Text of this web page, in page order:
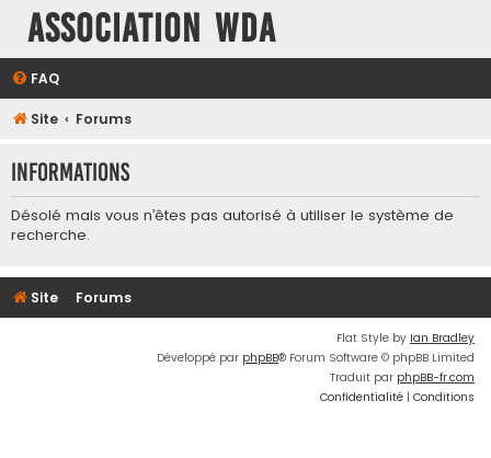
Association WDA
FAQ
Site Forums
Informations
Désolé mais vous n’êtes pas autorisé à utiliser le système de
recherche.
Site Forums
Flat Style by Ian Bradley
Développé par phpBB® Forum Software © phpBB Limited
Traduit par phpBB-fr.com
Confidentialité | Conditions